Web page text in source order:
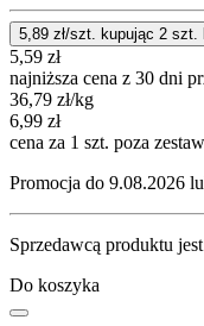
5,89 zł/szt. kupując 2 szt.
5,59 zł
najniższa cena z 30 dni
36,79 zł/kg
6,99 zł
cena za 1 szt. poza
Promocja do 9.08.2026
Sprzedawcą produktu
Do koszyka